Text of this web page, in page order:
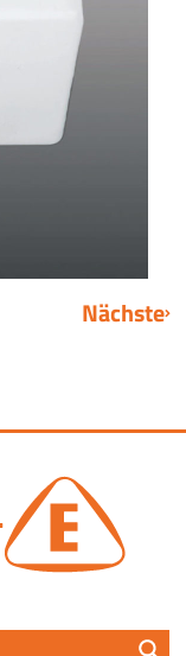
Nächste